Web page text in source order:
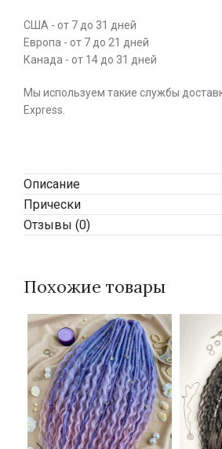
США - от 7 до 31 дней
Европа - от 7 до 21 дней
Канада - от 14 до 31 дней
Мы используем такие службы
Express.
Описание
Прически
Отзывы (0)
Похожие товары